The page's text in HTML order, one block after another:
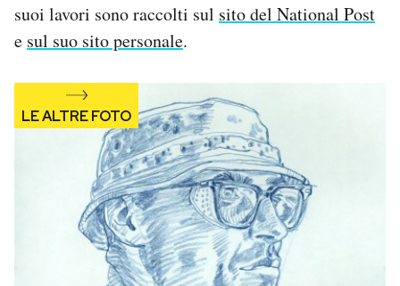
suoi lavori sono raccolti sul sito del National Post
e sul suo sito personale.